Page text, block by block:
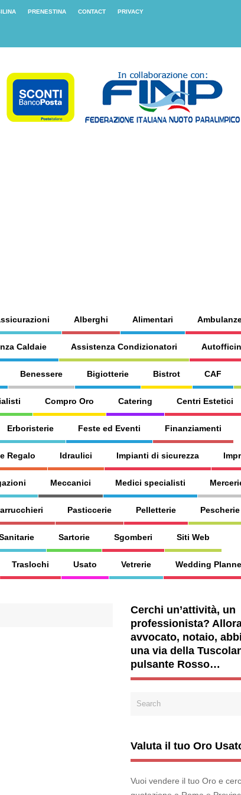
PRENESTINA CONTACT PRIVACY
Alberghi Alimentari
Caldaie Assistenza Condizionatori
Benessere Bigiotterie Bistrot CAF
Compro Oro Catering Centri Estetici
Erboristerie Feste ed Eventi Finanziamenti
Regalo Idraulici Impianti di sicurezza
Meccanici Medici specialisti
Pasticcerie Pelletterie Pescherie
Sartorie Sgomberi Siti Web
Traslochi Usato Vetrerie Wedding
Cerchi un’attività, un
professionista?
avvocato, notaio,
una via della
pulsante Rosso…
Valuta il tuo Oro
Vuoi vendere il tuo Oro e